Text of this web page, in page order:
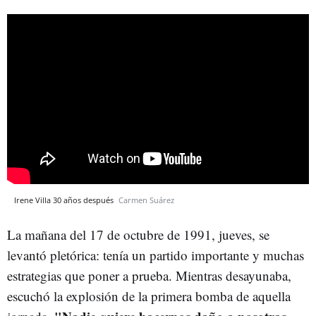
Irene Villa 30 años después Carmen Suárez
La mañana del 17 de octubre de 1991, jueves, se
levantó pletórica: tenía un partido importante y muchas
estrategias que poner a prueba. Mientras desayunaba,
escuchó la explosión de la primera bomba de aquella